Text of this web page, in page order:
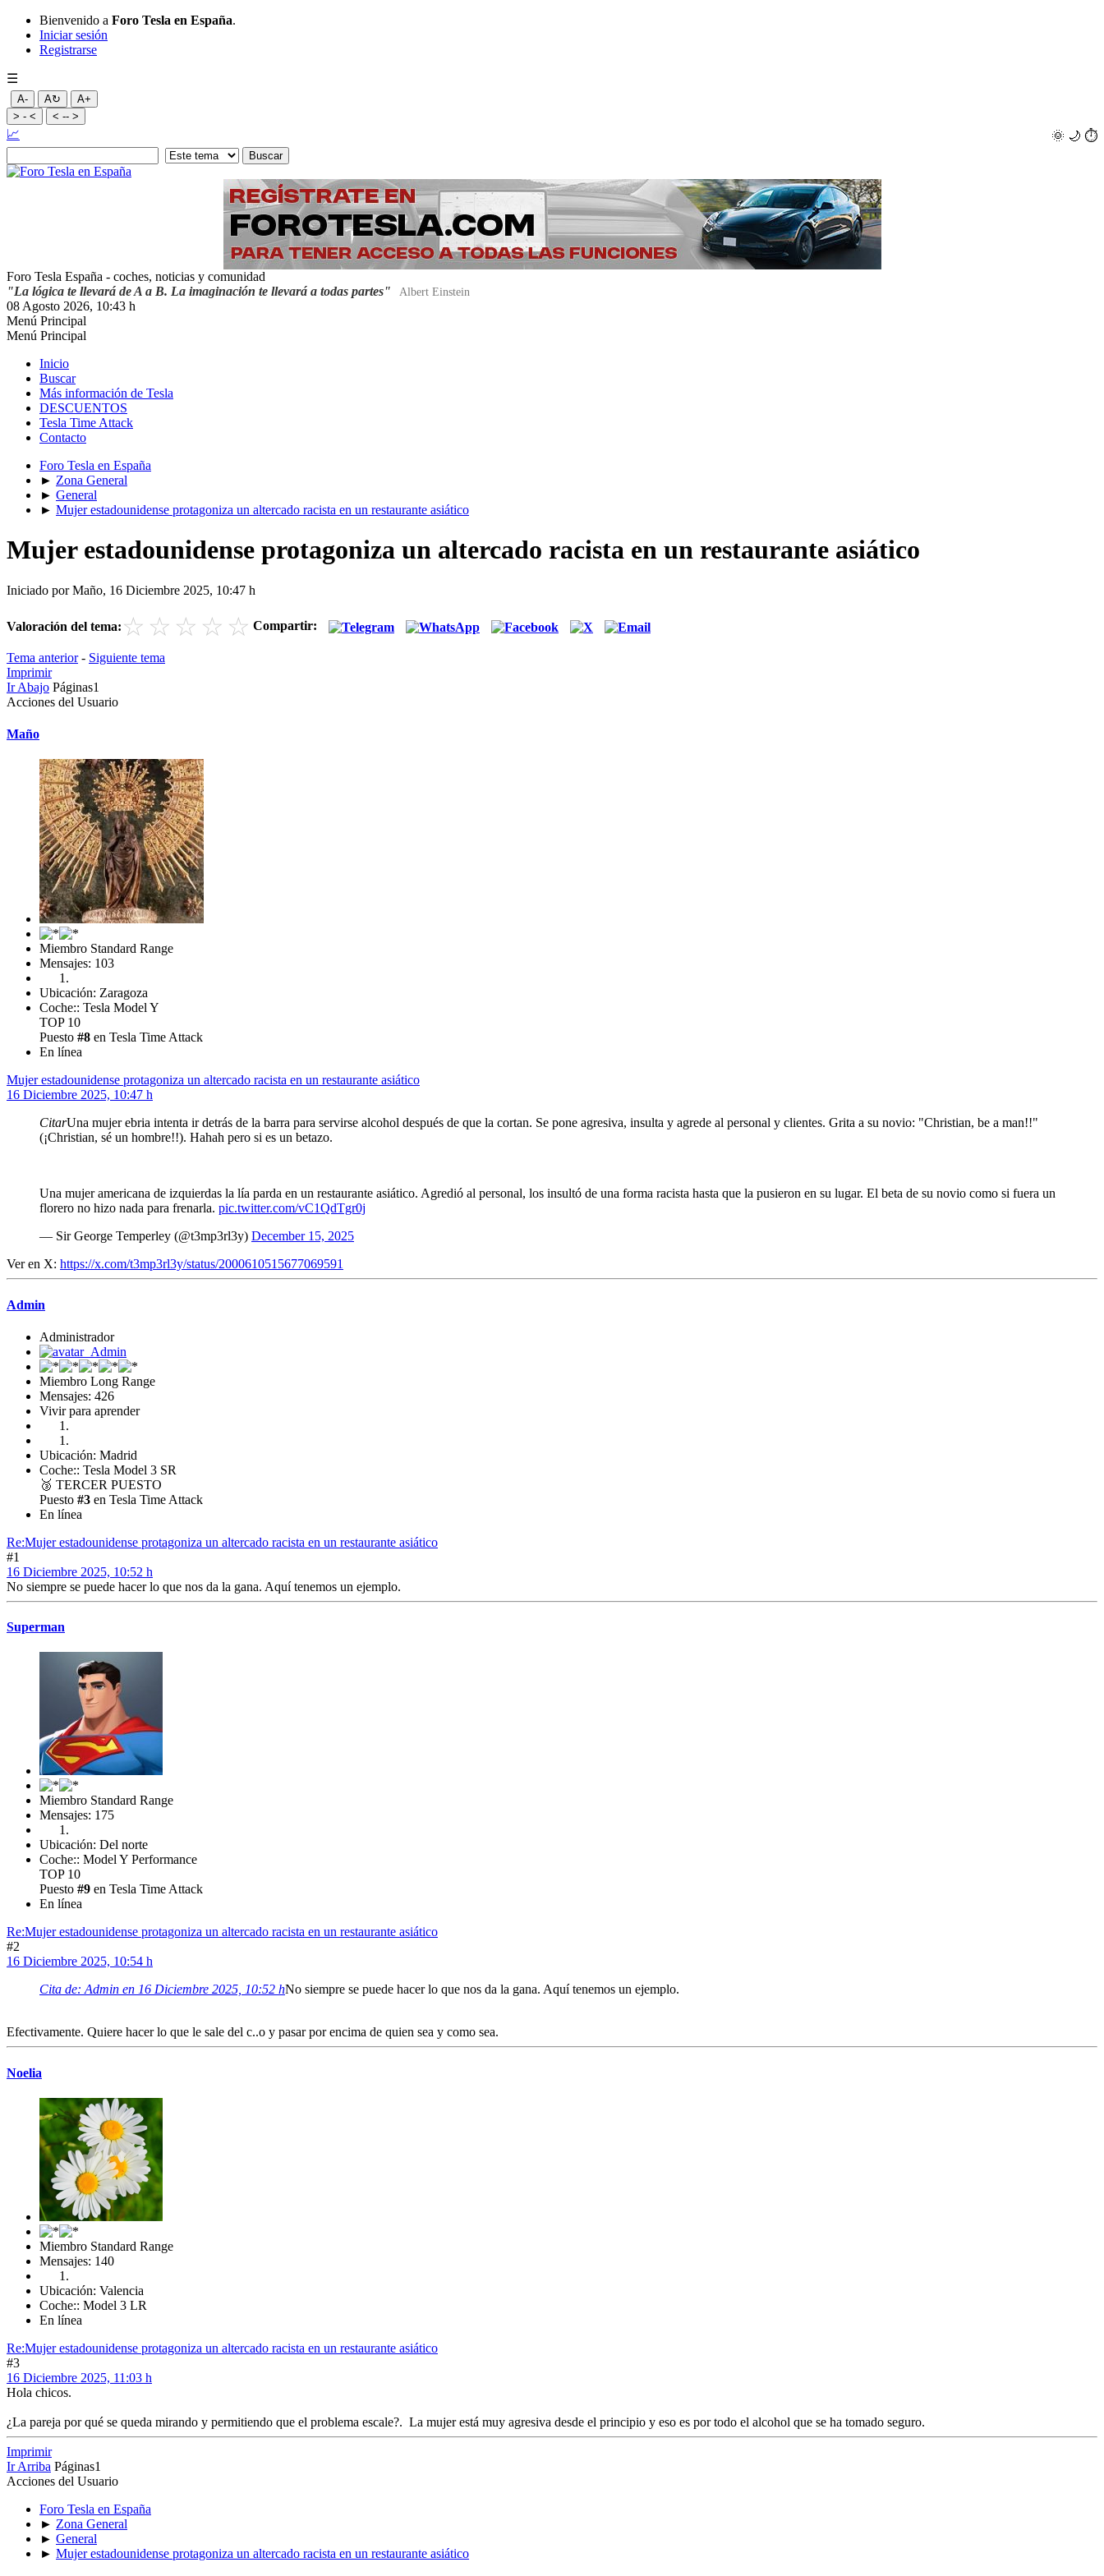
Bienvenido a Foro Tesla en España.
Iniciar sesión
Registrarse
☰
A- A↻
A+
> - <
< -- >
🌞 🌙 ⏱️
📈
Foro Tesla España - coches, noticias y comunidad
"La lógica te llevará de A a B. La imaginación te llevará a todas partes"
Albert Einstein
08 Agosto 2026, 10:43 h
Menú Principal
Menú Principal
Inicio
Buscar
Más información de Tesla
DESCUENTOS
Tesla Time Attack
Contacto
Foro Tesla en España
► Zona General
► General
► Mujer estadounidense protagoniza un altercado racista en un restaurante asiático
Mujer estadounidense protagoniza un altercado racista en un restaurante asiático
Iniciado por Maño, 16 Diciembre 2025, 10:47 h
Valoración del tema: ☆ ☆ ☆ ☆ ☆ Compartir:
Tema anterior- Siguiente tema
Imprimir
Ir Abajo Páginas1
Acciones del Usuario
Maño
Miembro Standard Range
Mensajes: 103
Ubicación: Zaragoza
Coche:: Tesla Model Y
TOP 10
Puesto #8 en Tesla Time Attack
En línea
Mujer estadounidense protagoniza un altercado racista en un restaurante asiático
16 Diciembre 2025, 10:47 h
CitarUna mujer ebria intenta ir detrás de la barra para servirse alcohol después de que la cortan. Se pone agresiva, insulta y agrede al personal y clientes. Grita a su novio: "Christian, be a man!!"
(¡Christian, sé un hombre!!). Hahah pero si es un betazo.
Una mujer americana de izquierdas la lía parda en un restaurante asiático. Agredió al personal, los insultó de una forma racista hasta que la pusieron en su lugar. El beta de su novio como si fuera un
florero no hizo nada para frenarla. pic.twitter.com/vC1QdTgr0j
— Sir George Temperley (@t3mp3rl3y) December 15, 2025
Ver en X: https://x.com/t3mp3rl3y/status/2000610515677069591
Admin
Administrador
Miembro Long Range
Mensajes: 426
Vivir para aprender
Ubicación: Madrid
Coche:: Tesla Model 3 SR
🥉 TERCER PUESTO
Puesto #3 en Tesla Time Attack
En línea
Re:Mujer estadounidense protagoniza un altercado racista en un restaurante asiático
#1
16 Diciembre 2025, 10:52 h
No siempre se puede hacer lo que nos da la gana. Aquí tenemos un ejemplo.
Superman
Miembro Standard Range
Mensajes: 175
Ubicación: Del norte
Coche:: Model Y Performance
TOP 10
Puesto #9 en Tesla Time Attack
En línea
Re:Mujer estadounidense protagoniza un altercado racista en un restaurante asiático
#2
16 Diciembre 2025, 10:54 h
Cita de: Admin en 16 Diciembre 2025, 10:52 hNo siempre se puede hacer lo que nos da la gana. Aquí tenemos un ejemplo.
Efectivamente. Quiere hacer lo que le sale del c..o y pasar por encima de quien sea y como sea.
Noelia
Miembro Standard Range
Mensajes: 140
Ubicación: Valencia
Coche:: Model 3 LR
En línea
Re:Mujer estadounidense protagoniza un altercado racista en un restaurante asiático
#3
16 Diciembre 2025, 11:03 h
Hola chicos.
¿La pareja por qué se queda mirando y permitiendo que el problema escale?. La mujer está muy agresiva desde el principio y eso es por todo el alcohol que se ha tomado seguro.
Imprimir
Ir Arriba Páginas1
Acciones del Usuario
Foro Tesla en España
► Zona General
► General
► Mujer estadounidense protagoniza un altercado racista en un restaurante asiático